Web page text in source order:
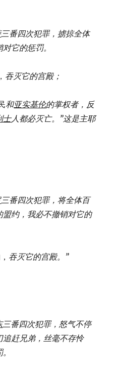
三番四次犯罪， 掳掠全体
它的惩罚。
吞灭它的宫殿；
和亚实基伦的掌权者， 反
士人都必灭亡。”这是主耶
三番四次犯罪，将全体百
约， 我必不撤销对它的
吞灭它的宫殿。”
三番四次犯罪，怒气不停
追赶兄弟，丝毫不存怜